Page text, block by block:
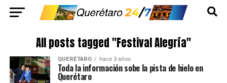
All posts tagged "Festival Alegría"
QUERÉTARO hace 3 años
Toda la información sobe la pista de hielo en
Querétaro